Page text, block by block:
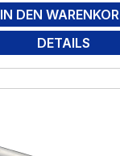
IN DEN
DETAILS